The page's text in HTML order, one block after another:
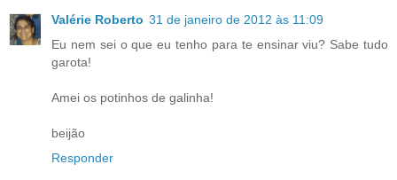
Valérie Roberto 31 de janeiro de 2012 às 11:09
Eu nem sei o que eu tenho para te ensinar viu? Sabe tudo
garota!
Amei os potinhos de galinha!
beijão
Responder